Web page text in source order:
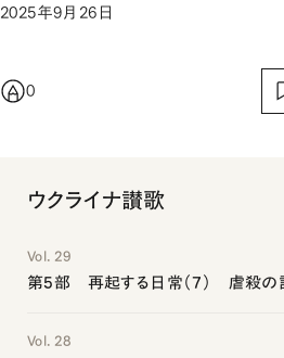
2025年9月26日
0
ウクライナ讃歌
Vol. 29
第5部 再起する日常（7） 虐殺の
Vol. 28